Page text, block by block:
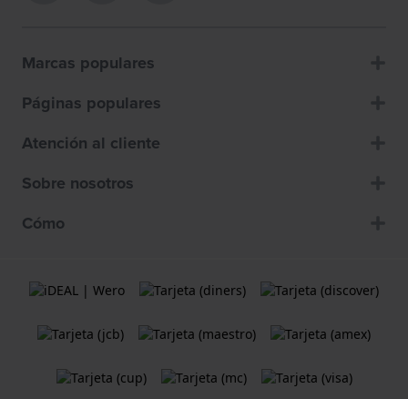
Marcas populares
Páginas populares
Atención al cliente
Sobre nosotros
Cómo